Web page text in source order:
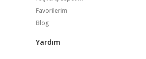
Favorilerim
Blog
Yardım